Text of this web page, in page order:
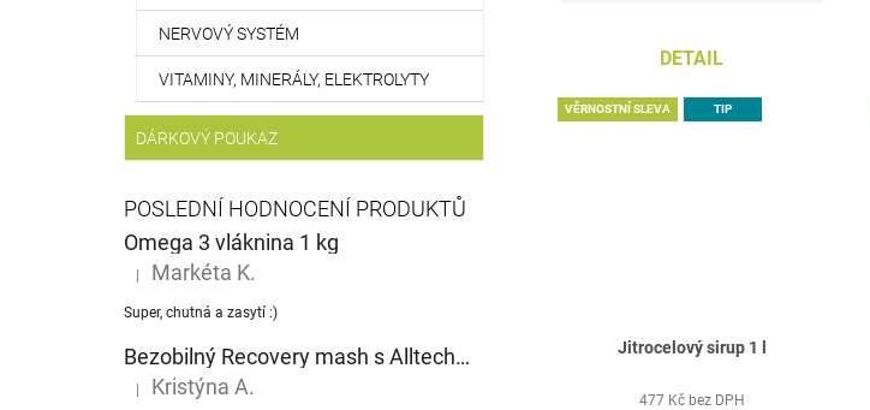
NERVOVÝ SYSTÉM
VITAMINY, MINERÁLY, ELEKTROLYTY
DÁRKOVÝ POUKAZ
POSLEDNÍ HODNOCENÍ PRODUKTŮ
Omega 3 vláknina 1 kg
Hodnocení produktu je 5 z 5 hvězdiček.
| Markéta K.
Super, chutná a zasytí :)
Bezobilný Recovery mash s Alltech® NuPro nukleotidy
Hodnocení produktu je 5 z 5 hvězdiček.
| Kristýna A.
DETAIL
VĚRNOSTNÍ SLEVA TIP
Jitrocelový sirup 1 l
477 Kč bez DPH